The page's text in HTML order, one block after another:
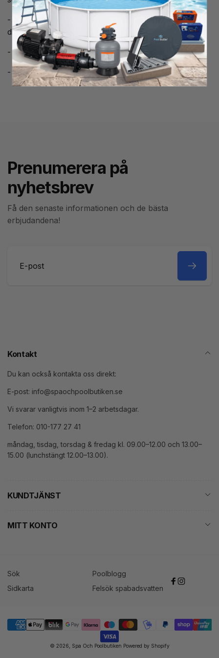
- klart, rent och mjukt vatten varje gång du använder
ditt spabad
- effektiv, säker och skonsam brom rening
- enkel att använda och praktiskt taget underhållsfri
Prenumerera på
nyhetsbrev
Få den senaste informationen och de bästa
erbjudandena!
Kontakt
Du kan också kontakta oss direkt:
E-post: info@spaochpoolbutiken.se
Vi svarar vanligtvis inom 1–2 arbetsdagar.
Telefon: 010-177 27 41
måndag, tisdag, torsdag & fredag kl. 09.00–12.00 och 13.00–
15.00 (lunchstängt 12.00–13.00).
KUNDTJÄNST
MITT KONTO
Sök
Poolblogg
Sidkarta
Felsök spabadsvatten Facebook
Instagram
Betalningsmetoder
© 2026, Spa Och Poolbutiken Powered by Shopify